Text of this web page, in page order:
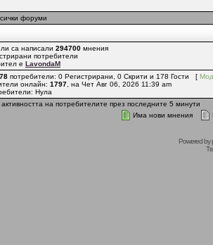
форуми
са написали 294700 мнения
потребители
е LavondaM
потребители: 0 Регистрирани, 0 Скрити и 178 Гости [
онлайн: 1797 , на Чет Авг 06, 2026 11:39 am
Нула
на потребителите през последните 5 минути
Има нови мнения
Powered by